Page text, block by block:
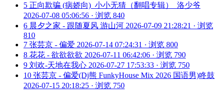
5 正向欺骗 (病娇向)_小小无猜（翻唱专辑）_洛少爷
2026-07-08 05:06:56 · 浏览 840
6 晨夕之家 - 跟随夏风 游山河 2026-07-09 21:28:21 · 浏览
810
7 张芸京 - 偏爱 2026-07-14 07:24:31 · 浏览 800
8 花花 - 欲欲欲欲 2026-07-11 06:42:06 · 浏览 790
9 刘欢-天地在我心 2026-07-27 17:53:33 · 浏览 750
10 张芸京 - 偏爱(Dj熊 FunkyHouse Mix 2026 国语男)咚鼓
2026-07-15 20:18:25 · 浏览 750